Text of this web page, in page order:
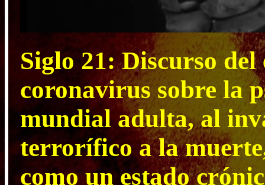
Siglo 21: Discurso
coronavirus sobre la
mundial adulta, al
terrorífico a la
como un estado